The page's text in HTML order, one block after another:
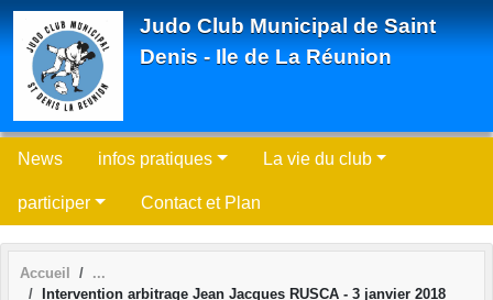
Judo Club Municipal de Saint
Denis - Ile de La Réunion
News infos pratiques La vie du club
participer Contact et Plan
Accueil
Intervention arbitrage Jean Jacques RUSCA - 3 janvier 2018
Panneau de gestion des cookies